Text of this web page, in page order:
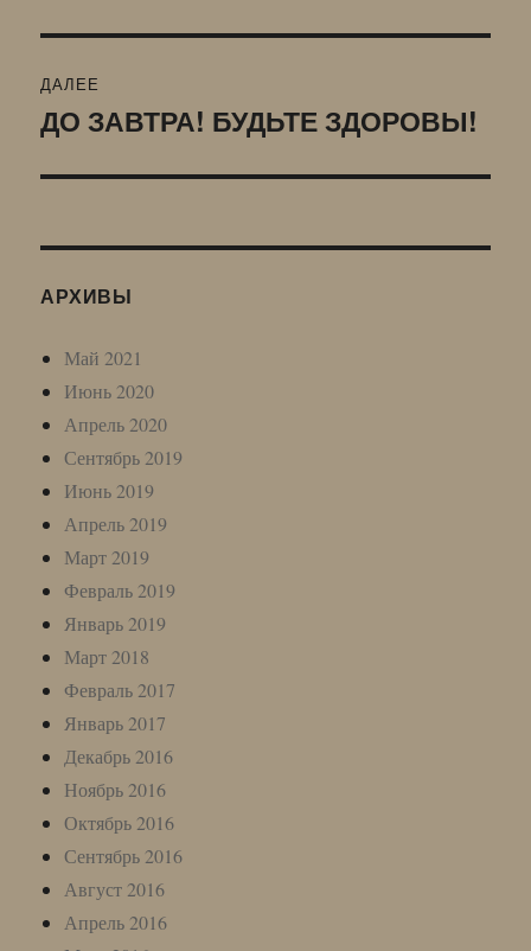
ДАЛЕЕ
Следующая
ДО ЗАВТРА! БУДЬТЕ ЗДОРОВЫ!
АРХИВЫ
Май 2021
Июнь 2020
Апрель 2020
Сентябрь 2019
Июнь 2019
Апрель 2019
Март 2019
Февраль 2019
Январь 2019
Март 2018
Февраль 2017
Январь 2017
Декабрь 2016
Ноябрь 2016
Октябрь 2016
Сентябрь 2016
Август 2016
Апрель 2016